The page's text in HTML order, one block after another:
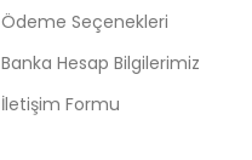
Ödeme Seçenekleri
Banka Hesap Bilgilerimiz
İletişim Formu